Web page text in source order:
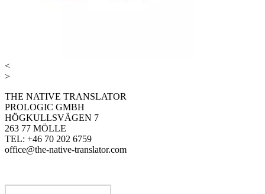
<
>
THE NATIVE TRANSLATOR
PROLOGIC GMBH
HÖGKULLSVÄGEN 7
263 77 MÖLLE
TEL: +46 70 202 6759
office@the-native-translator.com